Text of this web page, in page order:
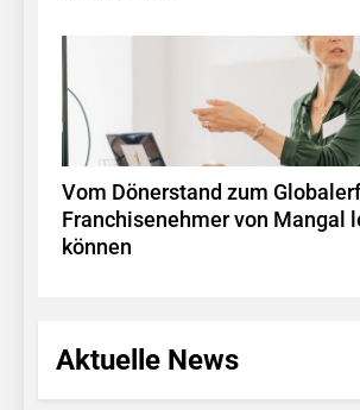
Vom Dönerstand zum
Franchisenehmer von Mangal
können
Aktuelle News